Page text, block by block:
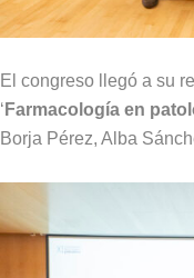
El congreso llegó a su
‘ Farmacología en
Borja Pérez, Alba